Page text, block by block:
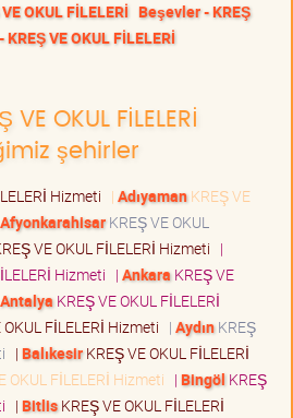
OKUL FİLELERİ Beşevler - KREŞ
KREŞ VE OKUL FİLELERİ
OKUL FİLELERİ
şehirler
Hizmeti | AdıyamanKREŞ VE
AfyonkarahisarKREŞ VE OKUL
VE OKUL FİLELERİ Hizmeti |
Hizmeti | Ankara KREŞ VE
Antalya KREŞ VE OKUL FİLELERİ
FİLELERİ Hizmeti | AydınKREŞ
| BalıkesirKREŞ VE OKUL FİLELERİ
OKUL FİLELERİ Hizmeti | Bingöl KREŞ
| BitlisKREŞ VE OKUL FİLELERİ